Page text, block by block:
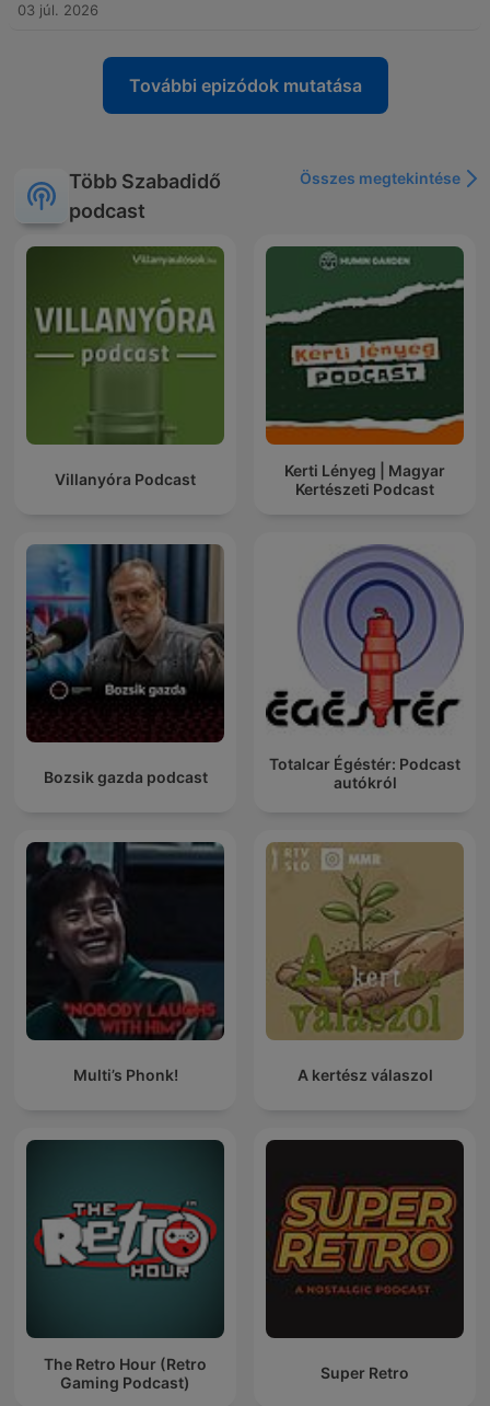
03 júl. 2026
További epizódok mutatása
Több Szabadidő
podcast
Összes megtekintése
Villanyóra Podcast
Kerti Lényeg | Magyar
Kertészeti Podcast
Bozsik gazda podcast
Totalcar Égéstér: Podcast
autókról
Multi’s Phonk! A kertész válaszol
The Retro Hour (Retro
Gaming Podcast)
Super Retro